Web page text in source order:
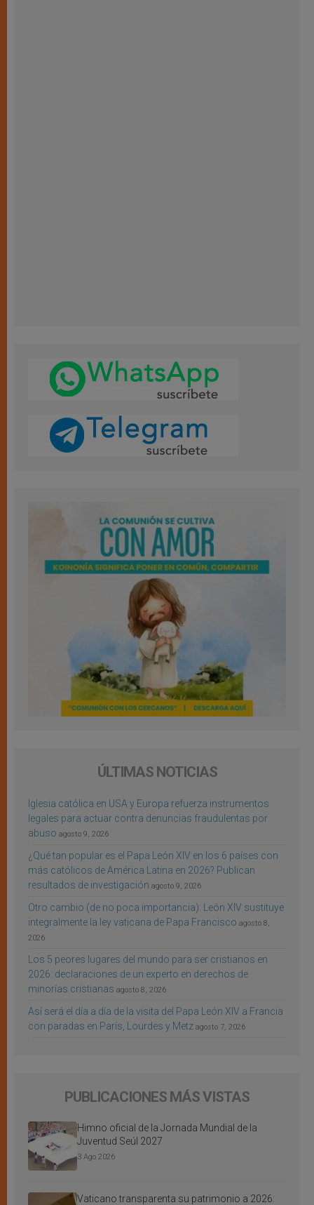
ÚLTIMAS NOTICIAS
Iglesia católica en USA y Europa refuerza instrumentos
legales para actuar contra denuncias fraudulentas por
abuso agosto 9, 2026
¿Qué tan popular es el Papa León XIV en los 6 países con
más católicos de América Latina en 2026? Publican
resultados de investigación agosto 9, 2026
Otro cambio (de no poca importancia): León XIV sustituye
integralmente la ley vaticana de Papa Francisco agosto 8,
2026
Los 5 peores lugares del mundo para ser cristianos en
2026: declaraciones de un experto en derechos de
minorías cristianas agosto 8, 2026
Así será el día a día de la visita del Papa León XIV a Francia
con paradas en París, Lourdes y Metz agosto 7, 2026
PUBLICACIONES MÁS VISTAS
Himno oficial de la Jornada Mundial de la
Juventud Seúl 2027
3 Ago 2026
Vaticano transparenta su patrimonio a 2026: